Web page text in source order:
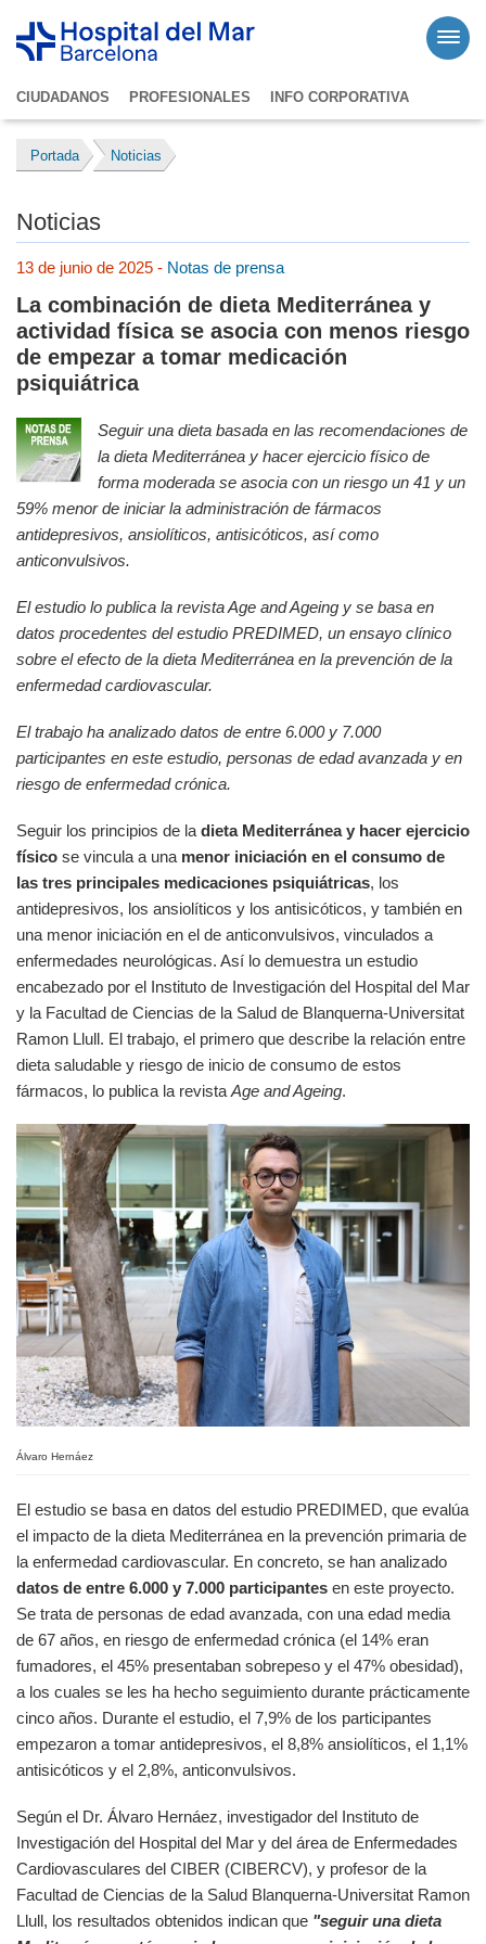
CIUDADANOS PROFESIONALES INFO CORPORATIVA
Portada Noticias
Noticias
13 de junio de 2025 - Notas de prensa
La combinación de dieta Mediterránea y
actividad física se asocia con menos riesgo
de empezar a tomar medicación
psiquiátrica
Seguir una dieta basada en las recomendaciones de
la dieta Mediterránea y hacer ejercicio físico de
forma moderada se asocia con un riesgo un 41 y un
59% menor de iniciar la administración de fármacos
antidepresivos, ansiolíticos, antisicóticos, así como
anticonvulsivos.
El estudio lo publica la revista Age and Ageing y se basa en
datos procedentes del estudio PREDIMED, un ensayo clínico
sobre el efecto de la dieta Mediterránea en la prevención de la
enfermedad cardiovascular.
El trabajo ha analizado datos de entre 6.000 y 7.000
participantes en este estudio, personas de edad avanzada y en
riesgo de enfermedad crónica.
Seguir los principios de la dieta Mediterránea y hacer ejercicio
físico se vincula a una menor iniciación en el consumo de
las tres principales medicaciones psiquiátricas, los
antidepresivos, los ansiolíticos y los antisicóticos, y también en
una menor iniciación en el de anticonvulsivos, vinculados a
enfermedades neurológicas. Así lo demuestra un estudio
encabezado por el Instituto de Investigación del Hospital del Mar
y la Facultad de Ciencias de la Salud de Blanquerna-Universitat
Ramon Llull. El trabajo, el primero que describe la relación entre
dieta saludable y riesgo de inicio de consumo de estos
fármacos, lo publica la revista Age and Ageing.
Álvaro Hernáez
El estudio se basa en datos del estudio PREDIMED, que evalúa
el impacto de la dieta Mediterránea en la prevención primaria de
la enfermedad cardiovascular. En concreto, se han analizado
datos de entre 6.000 y 7.000 participantes en este proyecto.
Se trata de personas de edad avanzada, con una edad media
de 67 años, en riesgo de enfermedad crónica (el 14% eran
fumadores, el 45% presentaban sobrepeso y el 47% obesidad),
a los cuales se les ha hecho seguimiento durante prácticamente
cinco años. Durante el estudio, el 7,9% de los participantes
empezaron a tomar antidepresivos, el 8,8% ansiolíticos, el 1,1%
antisicóticos y el 2,8%, anticonvulsivos.
Según el Dr. Álvaro Hernáez, investigador del Instituto de
Investigación del Hospital del Mar y del área de Enfermedades
Cardiovasculares del CIBER (CIBERCV), y profesor de la
Facultad de Ciencias de la Salud Blanquerna-Universitat Ramon
Llull, los resultados obtenidos indican que "seguir una dieta